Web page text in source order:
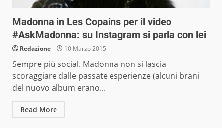
Madonna in Les Copains per il video
#AskMadonna: su Instagram si parla con lei
Redazione 10 Marzo 2015
Sempre più social. Madonna non si lascia
scoraggiare dalle passate esperienze (alcuni brani
del nuovo album erano...
Read More